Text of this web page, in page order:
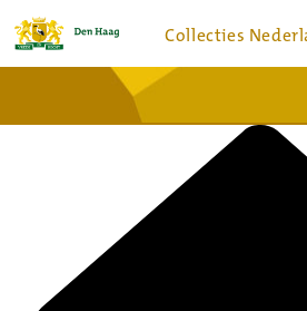
Collecties
Bronnen en collecties